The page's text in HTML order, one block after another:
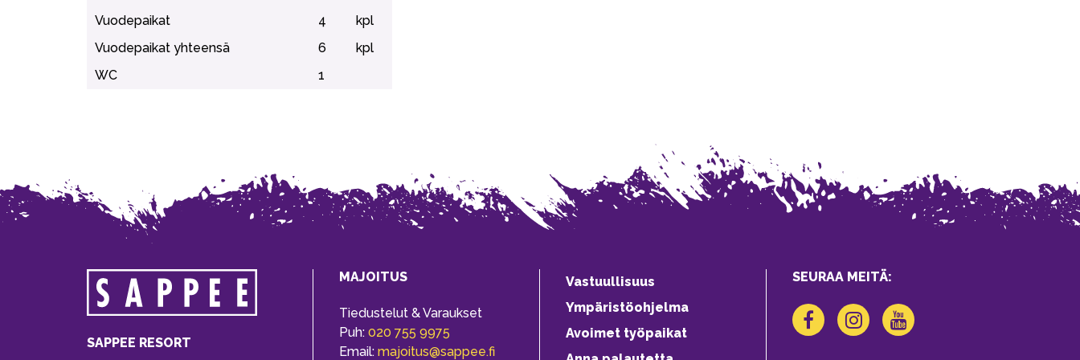
Vuodepaikat
4
kpl
Vuodepaikat yhteensä
6
kpl
WC
1
SAPPEE RESORT
MAJOITUS
Tiedustelut & Varaukset
Puh: 020 755 9975
Email: majoitus@sappee.fi
Vastuullisuus
Ympäristöohjelma
Avoimet työpaikat
SEURAA MEITÄ: